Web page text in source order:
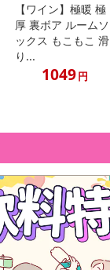
【ワイン】極暖 極
厚 裏ボア ルームソ
ックス もこもこ 滑
り...
1049円